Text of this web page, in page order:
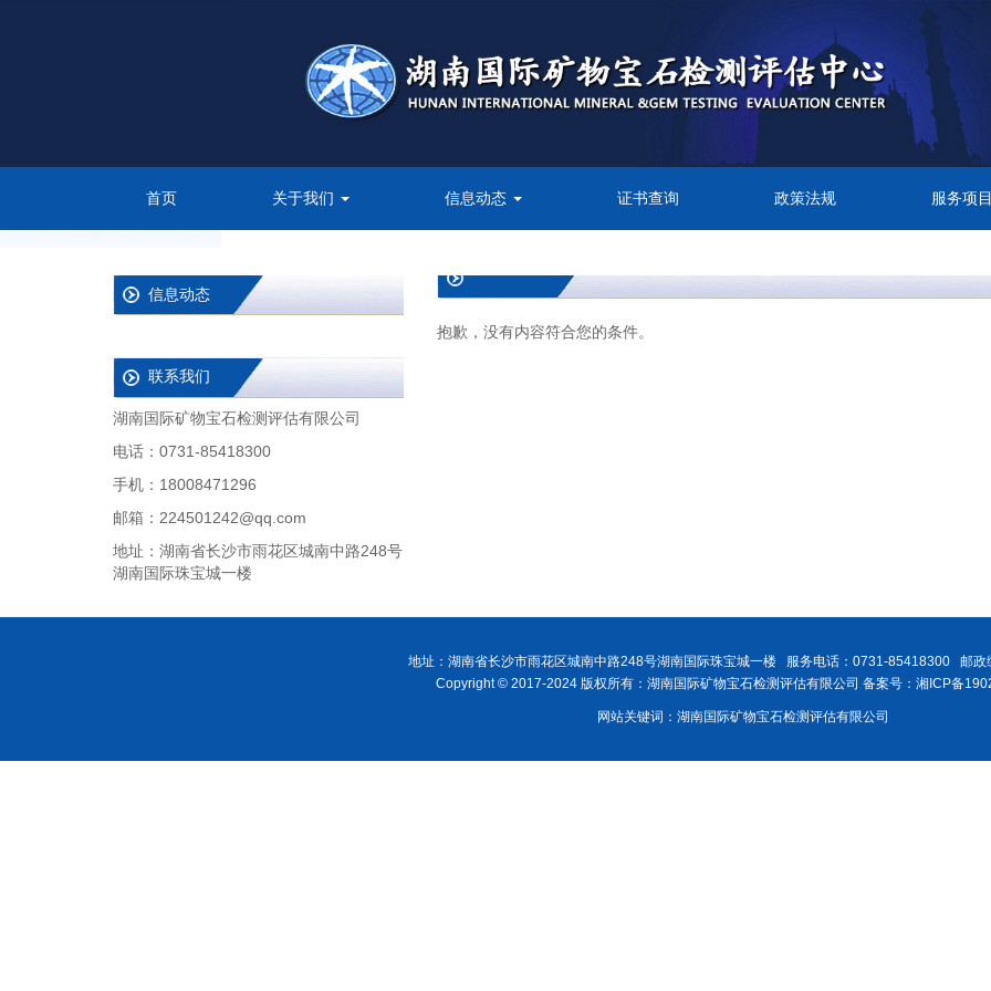
首页 关于我们 信息动态 证书查询 政策法规 服务项目
抱歉，没有内容符合您的条件。
信息动态
联系我们
湖南国际矿物宝石检测评估有限公司
电话：0731-85418300
手机：18008471296
邮箱：224501242@qq.com
地址：湖南省长沙市雨花区城南中路248号
湖南国际珠宝城一楼
地址：湖南省长沙市雨花区城南中路248号湖南国际珠宝城一楼 服务电话：0731-85418300 邮政
Copyright © 2017-2024 版权所有：湖南国际矿物宝石检测评估有限公司 备案号：湘ICP备
网站关键词：湖南国际矿物宝石检测评估有限公司